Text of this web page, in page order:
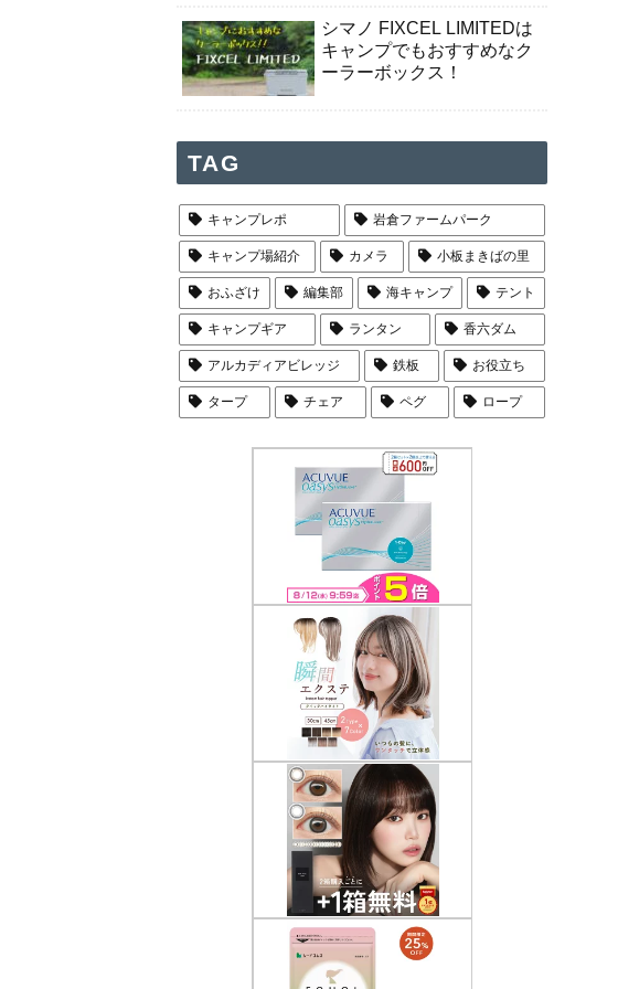
シマノ FIXCEL LIMITEDは
キャンプでもおすすめなク
ーラーボックス！
TAG
キャンプレポ 岩倉ファームパーク
キャンプ場紹介 カメラ 小板まきばの里
おふざけ 編集部 海キャンプ テント
キャンプギア ランタン 香六ダム
アルカディアビレッジ 鉄板 お役立ち
タープ チェア ペグ ロープ